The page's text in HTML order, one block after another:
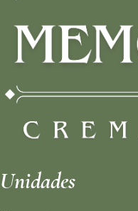
Unidades